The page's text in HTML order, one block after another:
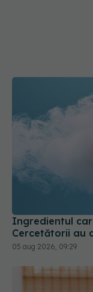
Ingredientul
Cercetătorii au
05 aug 2026, 09:29